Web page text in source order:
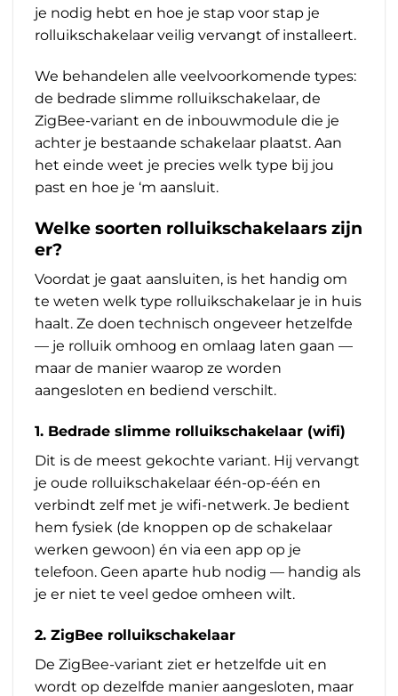
je nodig hebt en hoe je stap voor stap je
rolluikschakelaar veilig vervangt of installeert.
We behandelen alle veelvoorkomende types:
de bedrade slimme rolluikschakelaar, de
ZigBee-variant en de inbouwmodule die je
achter je bestaande schakelaar plaatst. Aan
het einde weet je precies welk type bij jou
past en hoe je ‘m aansluit.
Welke soorten rolluikschakelaars zijn
er?
Voordat je gaat aansluiten, is het handig om
te weten welk type rolluikschakelaar je in huis
haalt. Ze doen technisch ongeveer hetzelfde
— je rolluik omhoog en omlaag laten gaan —
maar de manier waarop ze worden
aangesloten en bediend verschilt.
1. Bedrade slimme rolluikschakelaar (wifi)
Dit is de meest gekochte variant. Hij vervangt
je oude rolluikschakelaar één-op-één en
verbindt zelf met je wifi-netwerk. Je bedient
hem fysiek (de knoppen op de schakelaar
werken gewoon) én via een app op je
telefoon. Geen aparte hub nodig — handig als
je er niet te veel gedoe omheen wilt.
2. ZigBee rolluikschakelaar
De ZigBee-variant ziet er hetzelfde uit en
wordt op dezelfde manier aangesloten, maar